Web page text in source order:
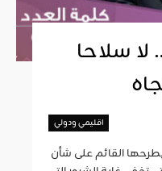
سلاحا
اقليمي ودولي